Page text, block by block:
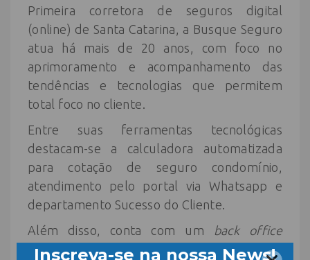
Primeira corretora de seguros digital
(online) de Santa Catarina, a Busque Seguro
atua há mais de 20 anos, com foco no
aprimoramento e acompanhamento das
tendências e tecnologias que permitem
total foco no cliente.
Entre suas ferramentas tecnológicas
destacam-se a calculadora automatizada
para cotação de seguro condomínio,
atendimento pelo portal via Whatsapp e
departamento Sucesso do Cliente.
Além disso, conta com um
back office
treinado e experiente para dar todo